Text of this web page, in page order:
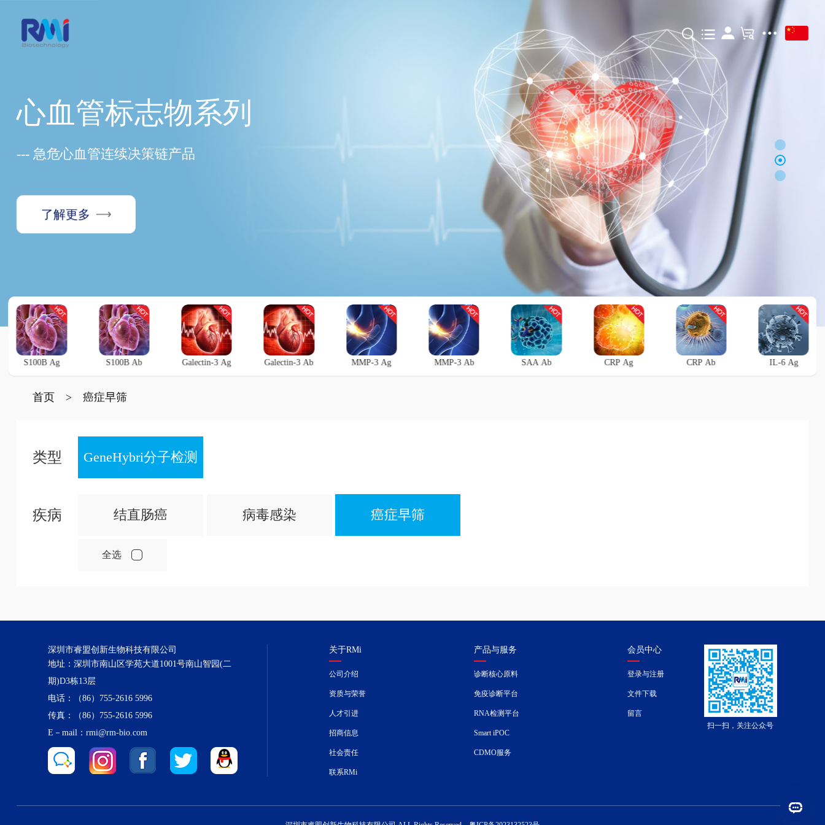
心血管标志物系列
--- 急危心血管连续决策链产品
了解更多
S100B Ag S100B Ab Galectin-3 Ag Galectin-3 Ab MMP-3 Ag MMP-3 Ab SAA Ab CRP Ag CRP Ab IL-6 Ag
首页 > 癌症早筛
类型 GeneHybri分子检测
疾病 结直肠癌 病毒感染 癌症早筛
全选
深圳市睿盟创新生物科技有限公司
地址：深圳市南山区学苑大道1001号南山智园(二
期)D3栋13层
电话：（86）755-2616 5996
传真：（86）755-2616 5996
E－mail：rmi@rm-bio.com
关于RMi
公司介绍
资质与荣誉
人才引进
招商信息
社会责任
联系RMi
产品与服务
诊断核心原料
免疫诊断平台
RNA检测平台
Smart iPOC
CDMO服务
会员中心
登录与注册
文件下载
留言
扫一扫，关注公众号